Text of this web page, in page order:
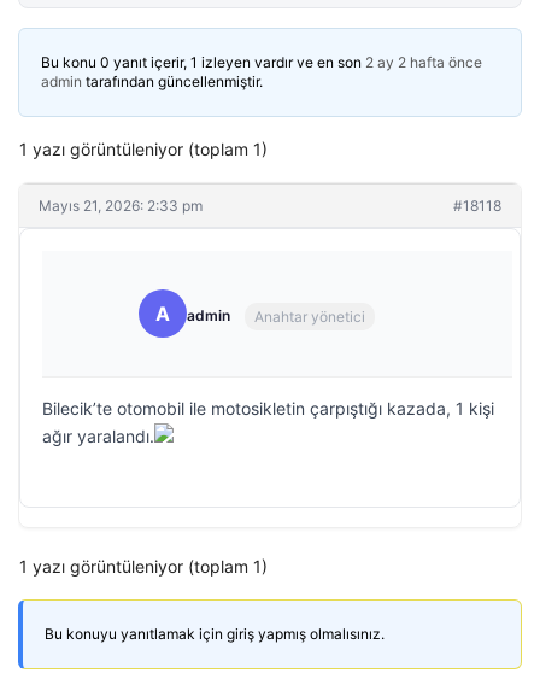
Bu konu 0 yanıt içerir, 1 izleyen vardır ve en son 2 ay 2 hafta önce
admin tarafından güncellenmiştir.
1 yazı görüntüleniyor (toplam 1)
Mayıs 21, 2026: 2:33 pm #18118
A admin Anahtar yönetici
Bilecik’te otomobil ile motosikletin çarpıştığı kazada, 1 kişi
ağır yaralandı.
1 yazı görüntüleniyor (toplam 1)
Bu konuyu yanıtlamak için giriş yapmış olmalısınız.